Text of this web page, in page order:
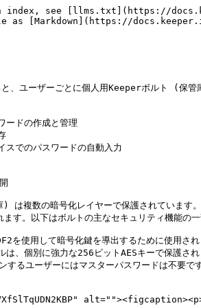
。

* ユーザー名とパスワードの入力
* 同じウェブサイト用の複数のパスワードから選択
* ユーザー名、パスワード、2要素認証コードの自動入力
* 入力用ポップアップ、手動クリックによる入力
* 新しいパスワードの入力時にボルトに保存

ブラウザ拡張機能のカスタマイズは、拡張機能の設定メニューから行います。

<figure><img src="/files/03AngLKACMWQ31JcEMJc" alt=""><figcaption></figcaption></figure>

### KeeperFillでパスワードを変更とセキュリティ監視

KeeperFillを使用すると、パスワードを簡単に変更できます。ウェブサイトの「パスワード変更」フォームにアクセスすると、Keeperからパスワード変更のサポートが必要かを尋ねるメッセージが表示されます。サポートを使用する場合は、パスワードを変更してボルト内のレコードも更新するための手順が表示されます。さらに、ボルト内でKeeperのセキュリティ監査機能を使用すると、どのアカウントが脆弱なパスワードを使用しているかが特定されるので、そのようなパスワードをすぐに変更できます。

### アプリ用KeeperFillでネイティブデスクトップアプリケーションに自動入力

アプリ用KeeperFillは、Keeperデスクトップアプリの操作性をさらに向上させる便利なツールです。アプリ用KeeperFillをデスクトップアプリケーションと組み合わせて使用することで、ログイン操作が一層簡単になり、ボルトのレコードへも迅速にアクセスできるようになります。

さらに、アプリ用KeeperFillでは、ホットキーコマンドを使用したネイティブアプリのフォームへの入力機能がご利用になれます。IT管理者がリモートサービスにアクセスしている際に本機能をご利用になれるため、コピーや貼り付けに頼らずに済みます。パスワードをボルトに保存した上でアプリ用KeeperFillを使用すると、アプリケーションのパスワードが平文で無防備なままになることはありませんのでご安心ください。

アプリ用KeeperFillは、MacとPCで、以下のような一般的なネイティブアプリケーションに対応しています。

* Skype、Slack、Evernoteなどの生産性向上アプリ
* カスタムアプリケーションや独自アプリケーション
* リモートデスクトップ、VNC、ターミナルなどのコマンドラインユーティリティ

アプリ用KeeperFillは、Keeperデスクトップアプリ内&#x306E;**\[設定]** > **\[KeeperFill]**&#x304B;ら設定できます。起動すると、コンピュータのメニューバー (Mac OS) やシステムトレイ (Windows) からKeeperアイコンからアクセスできます。

<figure><img src="/files/StCR5PldrHzopb216Gz8" alt=""><figcaption><p>アプリ用KeeperFill</p></figcaption></figure>

### Keeperの高度なユーザーインターフェース機能で情報整理と効率化を実現

#### フォルダとサブフォルダ

フォルダとサブフォルダ (フォルダ内のフォルダ) を使用すると、レコードとファイルをよりきめ細かく管理して整理できます。サブフォルダは、チームやアカウントの種類をまたいで使用できます。

<figure><img src="/files/1InGakvpqcsHVuVcSiy8" alt=""><figcaption><p>ボルトのフォルダとサブフォルダ</p></figcaption></figure>

#### グリッド表示レイアウト

グリッド表示を使用すると、レコードをタイル形式で表示できます。このタイル形式ではウェブサイトのロゴが表示されます。グリッド表示にするにはボルトのグリッドアイコンをクリックします。

<figure><img src="/files/taD01tApsSenSKqOS1u5" alt=""><figcaption><p>ボルトのレコードのグリッド表示</p></figcaption></figure>

#### レコードの履歴

レコードに変更を加えるたびにバックアップが作成されそれらバックアップはいつでも復元できます。同様に、削除したレコードも復元でき、保存できるレコードのバージョンの数に制限はありません。

<figure><img src="/files/